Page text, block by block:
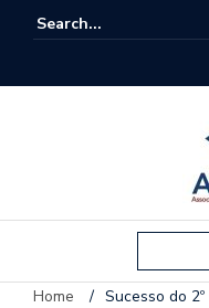
Home / Sucesso do